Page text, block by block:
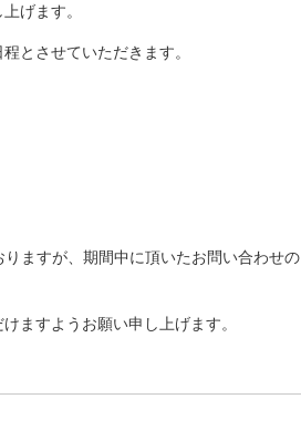
げます。
とさせていただきます。
ますが、期間中に頂いたお問い合わせの
ますようお願い申し上げます。